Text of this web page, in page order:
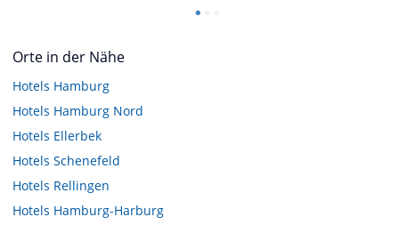
Orte in der Nähe
Hotels Hamburg
Hotels Hamburg Nord
Hotels Ellerbek
Hotels Schenefeld
Hotels Rellingen
Hotels Hamburg-Harburg